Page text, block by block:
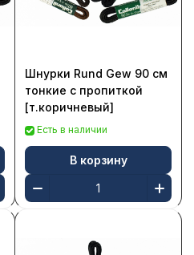
Шнурки Rund Gew 90 см
тонкие с пропиткой
[т.коричневый]
Есть в наличии
В корзину